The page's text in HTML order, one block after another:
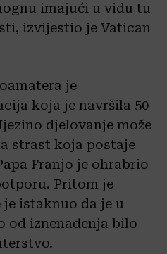
imajući u vidu tu
izvijestio je Vatican
je
koja je navršila 50
djelovanje može
strast koja postaje
Franjo je ohrabrio
Pritom je
istaknuo da je u
od iznenađenja bilo